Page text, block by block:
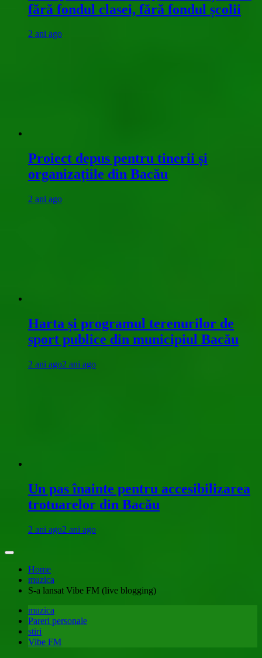
fără fondul clasei, fără fondul școlii
2 ani ago
Proiect depus pentru tinerii și
organizațiile din Bacău
2 ani ago
Harta și programul terenurilor de
sport publice din municipiul Bacău
2 ani ago2 ani ago
Un pas înainte pentru accesibilizarea
trotuarelor din Bacău
2 ani ago2 ani ago
Home
muzica
S-a lansat Vibe FM (live blogging)
muzica
Pareri personale
stiri
Vibe FM